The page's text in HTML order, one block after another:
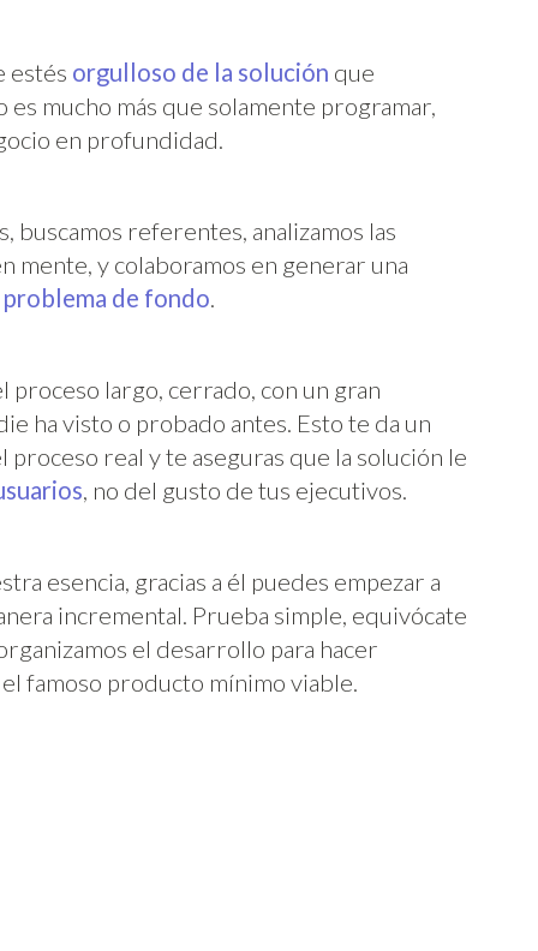
estés orgulloso de la solución que
mucho más que solamente programar,
en profundidad.
buscamos referentes, analizamos las
mente, y colaboramos en generar una
problema de fondo.
proceso largo, cerrado, con un gran
ha visto o probado antes. Esto te da un
real y te aseguras que la solución le
, no del gusto de tus ejecutivos.
esencia, gracias a él puedes empezar a
incremental. Prueba simple, equivócate
el desarrollo para hacer
famoso producto mínimo viable.